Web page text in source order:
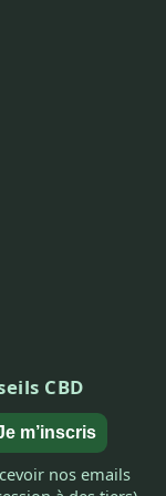
CBD
m’inscris
nos emails